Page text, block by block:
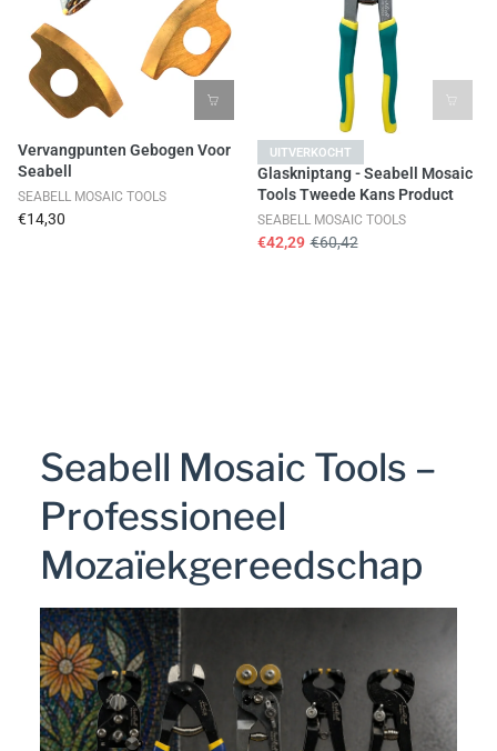
Vervangpunten Gebogen Voor
Seabell
SEABELL MOSAIC TOOLS
€14,30
UITVERKOCHT
Glaskniptang - Seabell Mosaic
Tools Tweede Kans Product
SEABELL MOSAIC TOOLS
€42,29 €60,42
Seabell Mosaic Tools –
Professioneel
Mozaïekgereedschap